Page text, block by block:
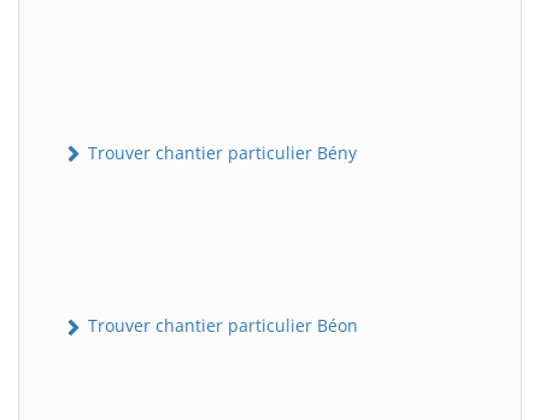
Trouver chantier particulier Bény
Trouver chantier particulier Béon